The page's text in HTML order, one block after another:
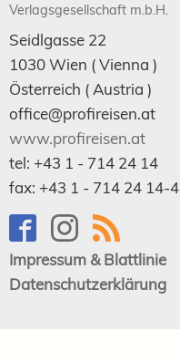
Verlagsgesellschaft m.b.H.
Seidlgasse 22
1030Wien ( Vienna )
Österreich ( Austria )
office@profireisen.at
www.profireisen.at
tel: +43 1 - 714 24 14
fax: +43 1 - 714 24 14-4
Impressum & Blattlinie
Datenschutzerklärung